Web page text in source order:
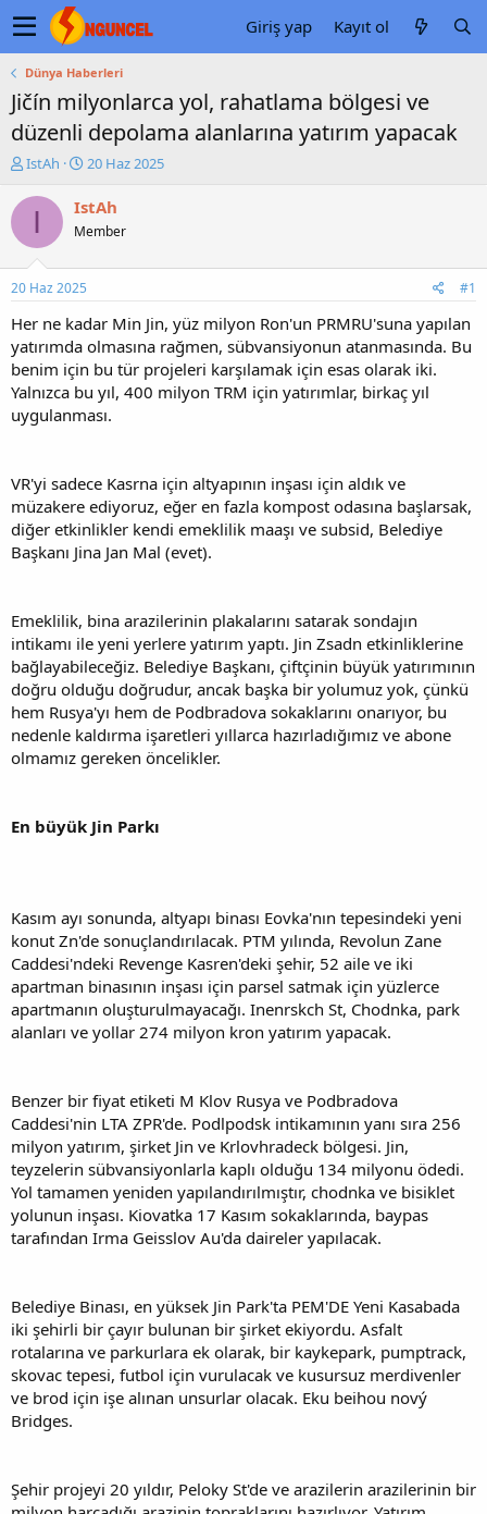
Giriş yap Kayıt ol
Dünya Haberleri
Jičín milyonlarca yol, rahatlama bölgesi ve
düzenli depolama alanlarına yatırım yapacak
K
n
y
b
a
ş
a
t
a
n
IstAh
B
ş
a
ç
a
r
i
h
20 Haz 2025
I IstAh
Member
20 Haz 2025 #1
Her ne kadar Min Jin, yüz milyon Ron'un PRMRU'suna yapılan
yatırımda olmasına rağmen, sübvansiyonun atanmasında. Bu
benim için bu tür projeleri karşılamak için esas olarak iki.
Yalnızca bu yıl, 400 milyon TRM için yatırımlar, birkaç yıl
uygulanması.
VR'yi sadece Kasrna için altyapının inşası için aldık ve
müzakere ediyoruz, eğer en fazla kompost odasına başlarsak,
diğer etkinlikler kendi emeklilik maaşı ve subsid, Belediye
Başkanı Jina Jan Mal (evet).
Emeklilik, bina arazilerinin plakalarını satarak sondajın
intikamı ile yeni yerlere yatırım yaptı. Jin Zsadn etkinliklerine
bağlayabileceğiz. Belediye Başkanı, çiftçinin büyük yatırımının
doğru olduğu doğrudur, ancak başka bir yolumuz yok, çünkü
hem Rusya'yı hem de Podbradova sokaklarını onarıyor, bu
nedenle kaldırma işaretleri yıllarca hazırladığımız ve abone
olmamız gereken öncelikler.
En büyük Jin Parkı
Kasım ayı sonunda, altyapı binası Eovka'nın tepesindeki yeni
konut Zn'de sonuçlandırılacak. PTM yılında, Revolun Zane
Caddesi'ndeki Revenge Kasren'deki şehir, 52 aile ve iki
apartman binasının inşası için parsel satmak için yüzlerce
apartmanın oluşturulmayacağı. Inenrskch St, Chodnka, park
alanları ve yollar 274 milyon kron yatırım yapacak.
Benzer bir fiyat etiketi M Klov Rusya ve Podbradova
Caddesi'nin LTA ZPR'de. Podlpodsk intikamının yanı sıra 256
milyon yatırım, şirket Jin ve Krlovhradeck bölgesi. Jin,
teyzelerin sübvansiyonlarla kaplı olduğu 134 milyonu ödedi.
Yol tamamen yeniden yapılandırılmıştır, chodnka ve bisiklet
yolunun inşası. Kiovatka 17 Kasım sokaklarında, baypas
tarafından Irma Geisslov Au'da daireler yapılacak.
Belediye Binası, en yüksek Jin Park'ta PEM'DE Yeni Kasabada
iki şehirli bir çayır bulunan bir şirket ekiyordu. Asfalt
rotalarına ve parkurlara ek olarak, bir kaykepark, pumptrack,
skovac tepesi, futbol için vurulacak ve kusursuz merdivenler
ve brod için işe alınan unsurlar olacak. Eku beihou nový
Bridges.
Şehir projeyi 20 yıldır, Peloky St'de ve arazilerin arazilerinin bir